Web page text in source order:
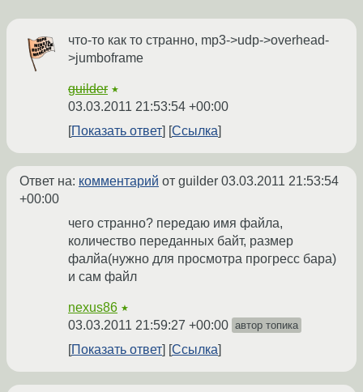
что-то как то странно, mp3->udp->overhead-
>jumboframe
guilder ★
03.03.2011 21:53:54 +00:00
Показать ответ
Ссылка
Ответ на: комментарий от guilder 03.03.2011 21:53:54
+00:00
чего странно? передаю имя файла,
количество переданных байт, размер
фалйа(нужно для просмотра прогресс бара)
и сам файл
nexus86 ★
03.03.2011 21:59:27 +00:00 автор топика
Показать ответ Ссылка